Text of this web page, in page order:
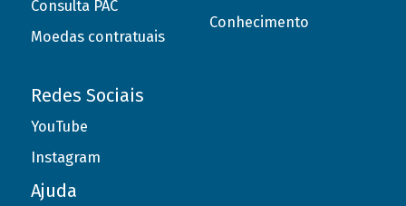
Consulta PAC
Moedas contratuais
Conhecimento
Redes Sociais
YouTube
Instagram
Ajuda